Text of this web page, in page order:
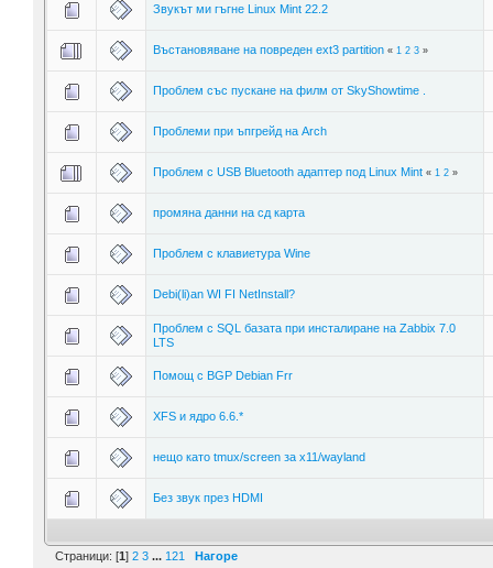
Звукът ми гъгне Linux Mint 22.2
Въстановяване на повреден ext3 partition « 1 2 3»
Проблем със пускане на филм от SkyShowtime .
Проблеми при ъпгрейд на Arch
Проблем с USB Bluetooth адаптер под Linux Mint « 1 2»
промяна данни на сд карта
Проблем с клавиетура Wine
Debi(li)an WI FI NetInstall?
Проблем с SQL базата при инсталиране на Zabbix 7.0
LTS
Помощ с BGP Debian Frr
XFS и ядро 6.6.*
нещо като tmux/screen за x11/wayland
Без звук през HDMI
Страници: [1] 2 3 ... 121 Нагоре